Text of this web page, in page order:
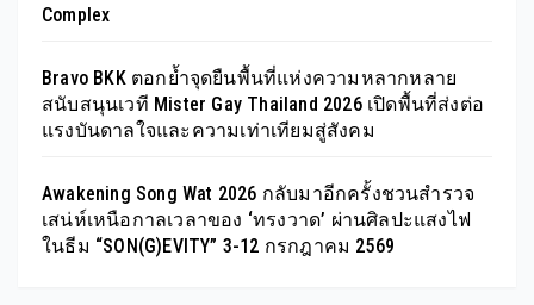
Complex
Bravo BKK ตอกย้ำจุดยืนพื้นที่แห่งความหลากหลาย
สนับสนุนเวที Mister Gay Thailand 2026 เปิดพื้นที่ส่งต่อ
แรงบันดาลใจและความเท่าเทียมสู่สังคม
Awakening Song Wat 2026 กลับมาอีกครั้งชวนสำรวจ
เสน่ห์เหนือกาลเวลาของ ‘ทรงวาด’ ผ่านศิลปะแสงไฟ
ในธีม “SON(G)EVITY” 3-12 กรกฎาคม 2569